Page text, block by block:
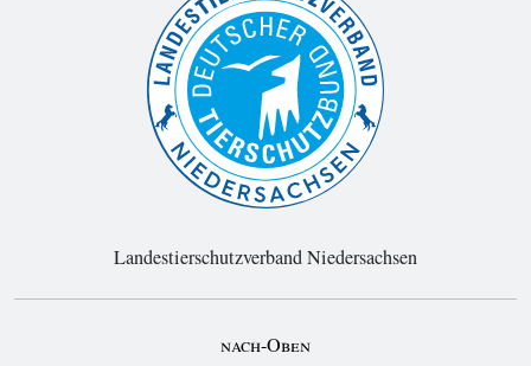
Landestierschutzverband Niedersachsen
nach-Oben